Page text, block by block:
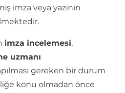
imza veya yazının
imza incelemesi,
uzmanı
gereken bir durum
konu olmadan önce